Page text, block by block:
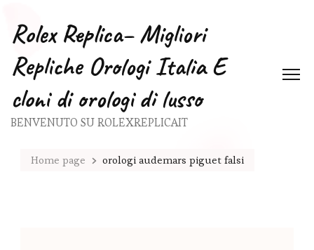
Rolex Replica– Migliori
Repliche Orologi Italia E
cloni di orologi di lusso
BENVENUTO SU ROLEXREPLICAIT
Home page orologi audemars piguet falsi